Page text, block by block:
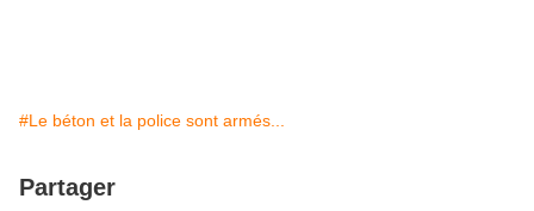
#Le béton et la police sont armés...
Partager